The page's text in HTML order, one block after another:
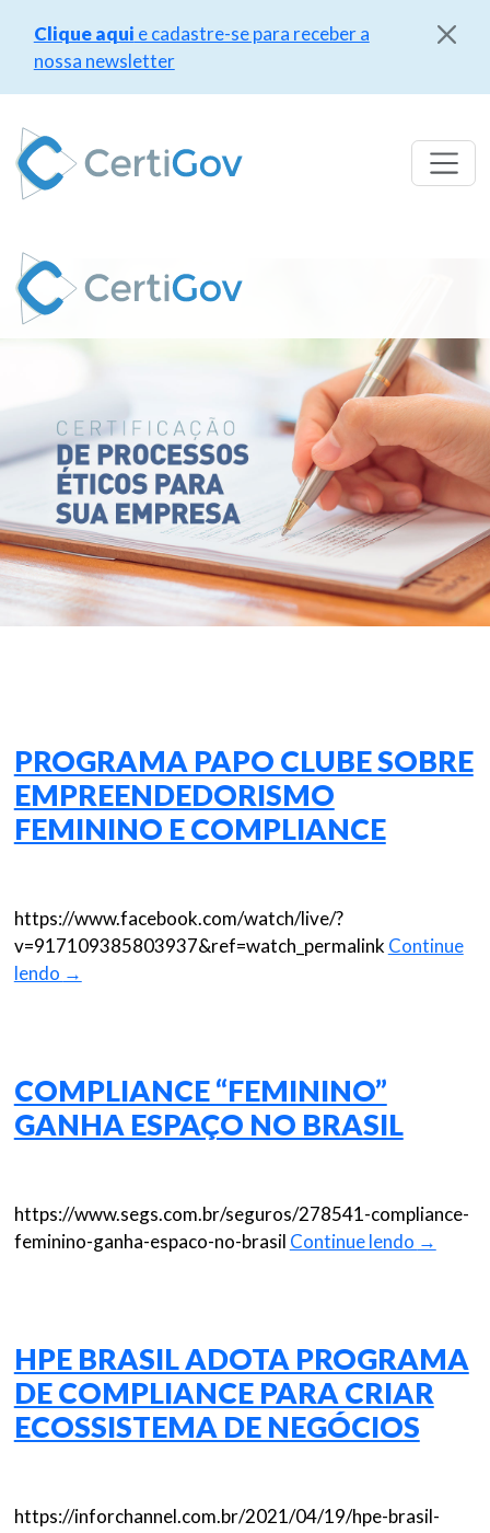
Clique aqui e cadastre-se para receber a
nossa newsletter
para
conteúdo
PROGRAMA PAPO CLUBE SOBRE
EMPREENDEDORISMO
FEMININO E COMPLIANCE
https://www.facebook.com/watch/live/?
v=917109385803937&ref=watch_permalink Continue
lendo →
COMPLIANCE “FEMININO”
GANHA ESPAÇO NO BRASIL
https://www.segs.com.br/seguros/278541-compliance-
feminino-ganha-espaco-no-brasil Continue lendo →
HPE BRASIL ADOTA PROGRAMA
DE COMPLIANCE PARA CRIAR
ECOSSISTEMA DE NEGÓCIOS
https://inforchannel.com.br/2021/04/19/hpe-brasil-